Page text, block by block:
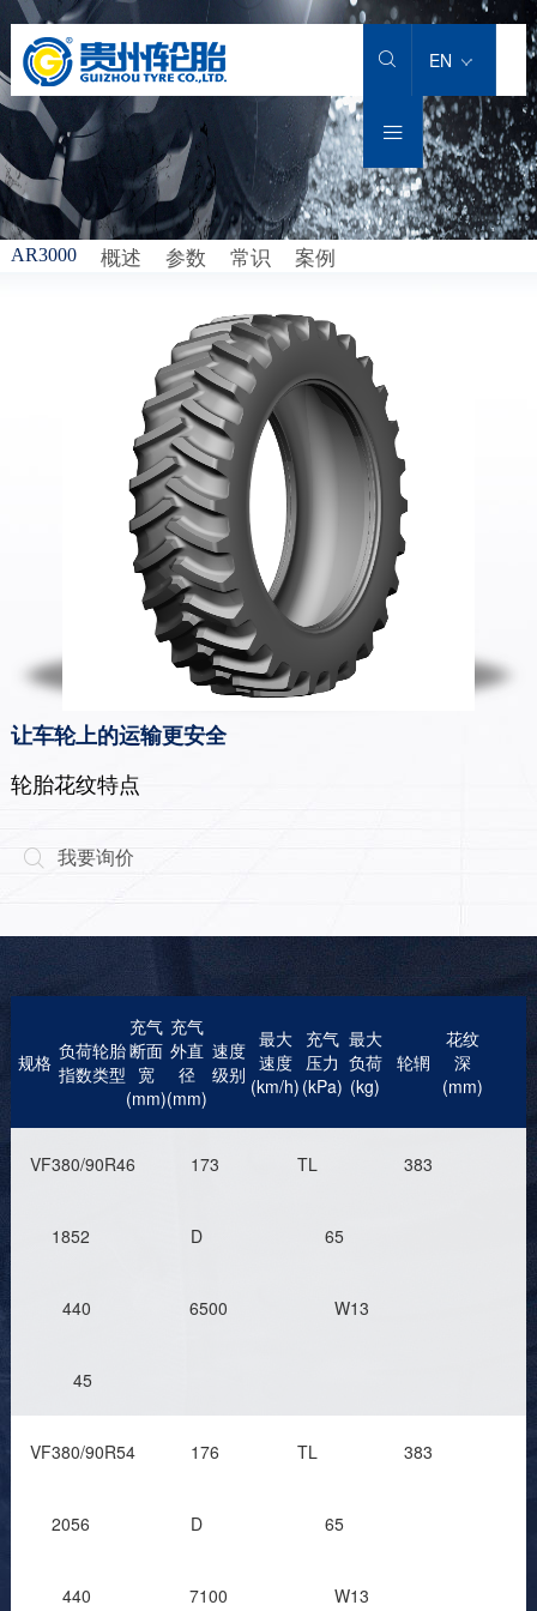
 EN

AR3000 概述 参数 常识 案例
让车轮上的运输更安全
轮胎花纹特点
 我要询价
规格 负荷
指数
轮胎
类型
充气
断面
宽
(mm)
充气
外直
径
(mm)
速度
级别
最大
速度
(km/h)
充气
压力
(kPa)
最大
负荷
(kg)
轮辋
花纹
深
(mm)
VF380/90R46 173 TL 383
1852 D 65
440 6500 W13
45
VF380/90R54 176 TL 383
2056 D 65
440 7100 W13